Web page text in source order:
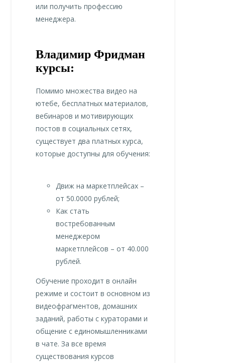
или получить профессию
менеджера.
Владимир Фридман
курсы:
Помимо множества видео на
ютебе, бесплатных материалов,
вебинаров и мотивирующих
постов в социальных сетях,
существует два платных курса,
которые доступны для обучения:
Движ на маркетплейсах –
от 50.0000 рублей;
Как стать
востребованным
менеджером
маркетплейсов – от 40.000
рублей.
Обучение проходит в онлайн
режиме и состоит в основном из
видеофрагментов, домашних
заданий, работы с кураторами и
общение с единомышленниками
в чате. За все время
существования курсов